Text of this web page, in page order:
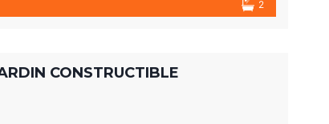
2
CONSTRUCTIBLE